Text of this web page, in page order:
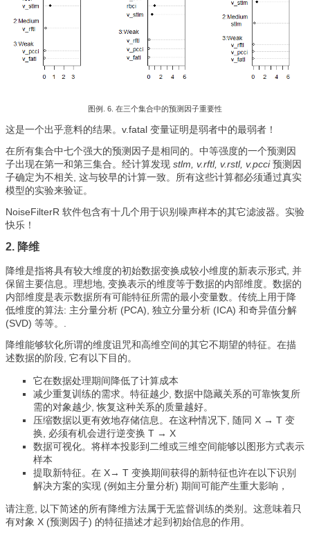
图例. 6. 在三个集合中的预测因子重要性
这是一个出乎意料的结果。v.fatal 变量证明是弱者中的最弱者！
在所有集合中七个强大的预测因子是相同的。中等强度的一个预测因
子出现在第一和第三集合。经计算发现 stlm, v.rftl, v.rstl, v.pcci预测因
子确定为不相关, 这与较早的计算一致。所有这些计算都必须通过真实
模型的实验来验证。
NoiseFilterR 软件包含有十几个用于识别噪声样本的其它滤波器。实验
快乐！
2. 降维
降维是指将具有较大维度的初始数据变换成较小维度的新表示形式, 并
保留主要信息。理想地, 变换表示的维度等于数据的内部维度。数据的
内部维度是表示数据所有可能特征所需的最小变量数。传统上用于降
低维度的算法: 主分量分析 (PCA), 独立分量分析 (ICA) 和奇异值分解
(SVD) 等等。.
降维能够软化所谓的维度诅咒和高维空间的其它不期望的特征。在描
述数据的阶段, 它有以下目的。
它在数据处理期间降低了计算成本
减少重复训练的需求。特征越少, 数据中隐藏关系的可靠恢复所
需的对象越少, 恢复这种关系的质量越好。
压缩数据以更有效地存储信息。在这种情况下, 随同 X → T 变
换, 必须有机会进行逆变换 T → X
数据可视化。将样本投影到二维或三维空间能够以图形方式表示
样本
提取新特征。在 X→ T 变换期间获得的新特征也许在以下识别
解决方案的实现 (例如主分量分析) 期间可能产生重大影响，
请注意, 以下简述的所有降维方法属于无监督训练的类别。这意味着只
有对象 X (预测因子) 的特征描述才起到初始信息的作用。